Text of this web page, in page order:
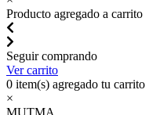
Producto agregado a carrito
Seguir comprando
Ver carrito
0 item(s) agregado tu carrito
×
MUTMA